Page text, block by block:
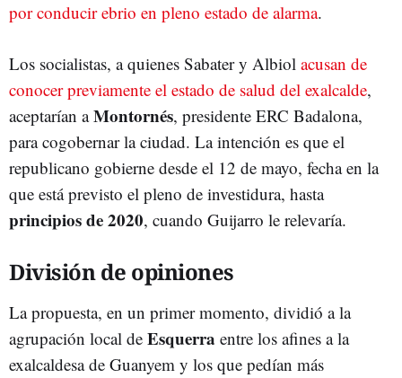
por conducir ebrio en pleno estado de alarma.
Los socialistas, a quienes Sabater y Albiol acusan de
conocer previamente el estado de salud del exalcalde,
aceptarían aMontornés, presidente ERC Badalona,
para cogobernar la ciudad. La intención es que el
republicano gobierne desde el 12 de mayo, fecha en la
que está previsto el pleno de investidura, hasta
principios de 2020, cuando Guijarro le relevaría.
División de opiniones
La propuesta, en un primer momento, dividió a la
agrupación local de Esquerra entre los afines a la
exalcaldesa de Guanyem y los que pedían más